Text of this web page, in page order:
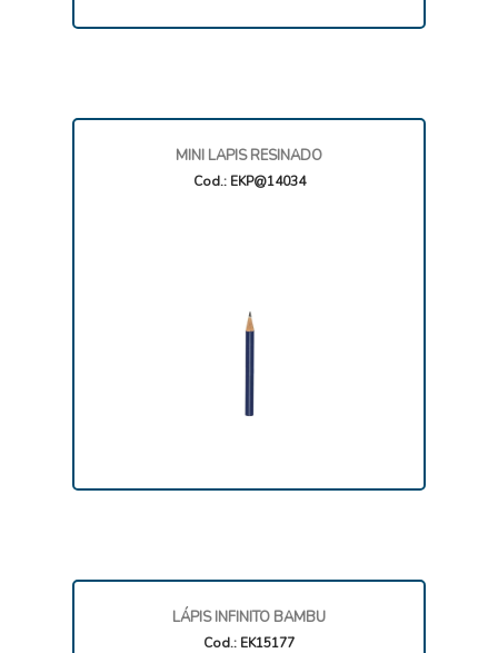
MINI LAPIS RESINADO
Cod.: EKP@14034
LÁPIS INFINITO BAMBU
Cod.: EK15177